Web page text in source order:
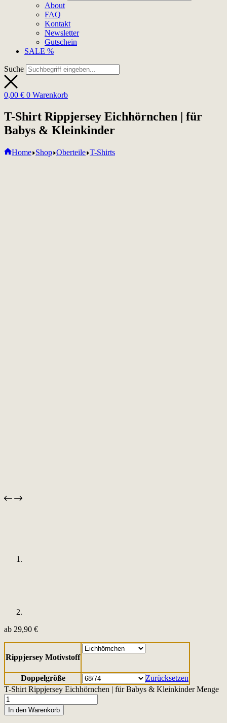
About
FAQ
Kontakt
Newsletter
Gutschein
SALE %
Suche
0,00 € 0 Warenkorb
T-Shirt Rippjersey Eichhörnchen | für
Babys & Kleinkinder
Home Shop Oberteile T-Shirts
ab 29,90 €
Rippjersey Motivstoff
Doppelgröße
Zurücksetzen
T-Shirt Rippjersey Eichhörnchen | für Babys & Kleinkinder Menge
In den Warenkorb